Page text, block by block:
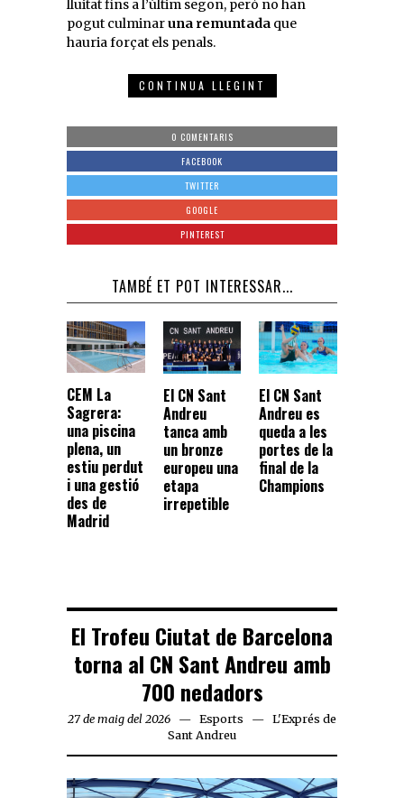
lluitat fins a l’últim segon, però no han
pogut culminaruna remuntada que
hauria forçat els penals.
CONTINUA LLEGINT
0 COMENTARIS
FACEBOOK
TWITTER
GOOGLE
PINTEREST
TAMBÉ ET POT INTERESSAR...
CEM La
Sagrera:
una piscina
plena, un
estiu perdut
i una gestió
des de
Madrid
El CN Sant
Andreu
tanca amb
un bronze
europeu una
etapa
irrepetible
El CN Sant
Andreu es
queda a les
portes de la
final de la
Champions
El Trofeu Ciutat de Barcelona
torna al CN Sant Andreu amb
700 nedadors
27 de maig del 2026 Esports
L'Exprés de
Sant Andreu